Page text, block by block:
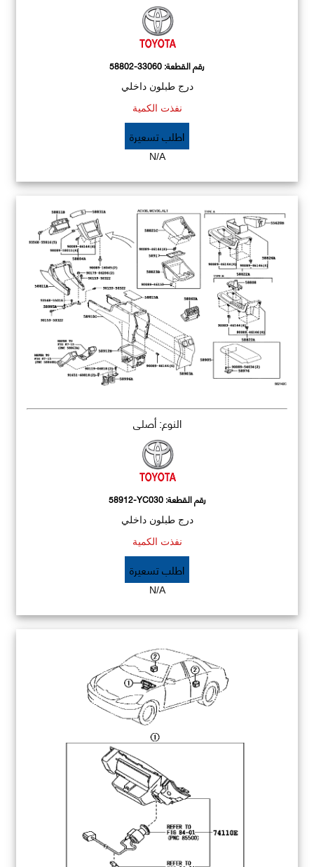
رقم القطعة:58802-33060
درج طبلون داخلي
نفذت الكمية
اطلب تسعيرة
N/A
النوع: أصلي
رقم القطعة:58912-YC030
درج طبلون داخلي
نفذت الكمية
اطلب تسعيرة
N/A